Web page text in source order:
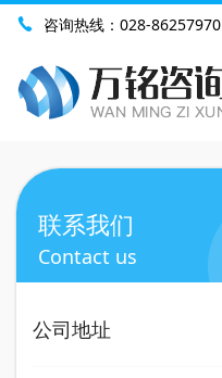
咨询热线： 028-86257970
联系我们
Contact us
公司地址